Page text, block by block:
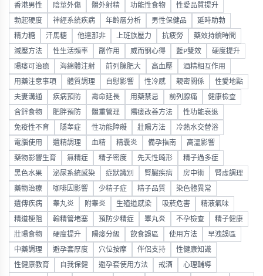
香港男性 陰莖外傷 體外射精 功能性食物 性愛品質提升
勃起硬度 神經系統疾病 年齡層分析 男性保健品 延時助勃
精力糖 汗馬糖 他達那非 上班族壓力 抗疲勞 藥效持續時間
減壓方法 性生活頻率 副作用 威而钢心得 藍P雙效 硬度提升
陽痿可治癒 海綿體注射 前列腺肥大 高血壓 酒精相互作用
用藥注意事項 體質調理 自慰影響 性冷感 親密關係 性愛地點
夫妻溝通 疾病預防 壽命延長 用藥禁忌 前列腺痛 健康檢查
含鋅食物 肥胖預防 體重管理 陽痿改善方法 性功能衰退
免疫性不育 隱睾症 性功能障礙 壯陽方法 冷熱水交替浴
電腦使用 遺精調理 血精 精囊炎 備孕指南 高溫影響
藥物影響生育 無精症 精子密度 先天性畸形 精子過多症
黑色水果 泌尿系統感染 症狀識別 腎臟疾病 房中術 腎虛調理
藥物治療 咖啡因影響 少精子症 精子品質 染色體異常
遺傳疾病 睾丸炎 附睾炎 生殖道感染 吸菸危害 精液氣味
精道梗阻 輸精管堵塞 預防少精症 睪丸炎 不孕檢查 精子健康
壯陽食物 硬度提升 陽痿分級 飲食誤區 使用方法 早洩誤區
中藥調理 避孕套厚度 穴位按摩 伴侶支持 性健康知識
性健康教育 自我保健 避孕套使用方法 戒酒 心理輔導